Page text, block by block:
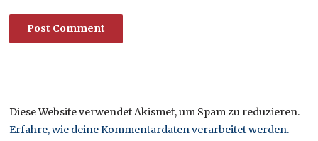
Diese Website verwendet Akismet, um Spam zu reduzieren.
Erfahre, wie deine Kommentardaten verarbeitet werden.